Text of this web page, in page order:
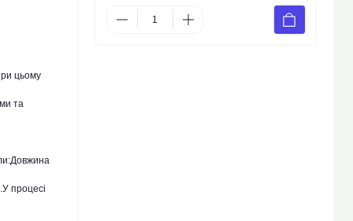
цьому
та
процесі